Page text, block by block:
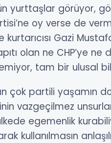
yurttaşlar görüyor,
oy verse de
kurtarıcısı Gazi
olan ne CHP’ye ne
tam bir ulusal
partili yaşamın
vazgeçilmez
egemenlik
kullanılmasın